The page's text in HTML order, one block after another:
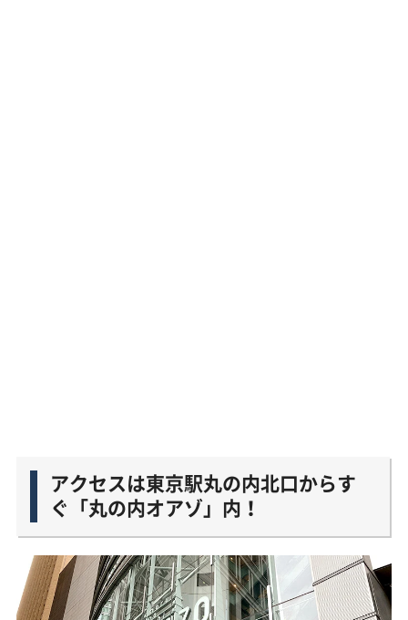
アクセスは東京駅丸の内北口からす
ぐ「丸の内オアゾ」内！